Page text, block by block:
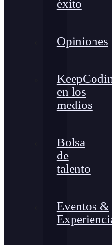
éxito
Opiniones
en los
medios
Bolsa
de
talento
Eventos &